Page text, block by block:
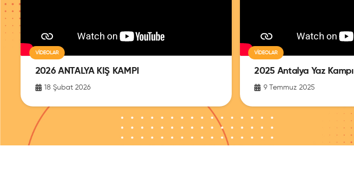
VIDEOLAR
2026 ANTALYA KIŞ KAMPI
18 Şubat 2026
VIDEOLAR
2025 Antalya Yaz Kampı
9 Temmuz 2025